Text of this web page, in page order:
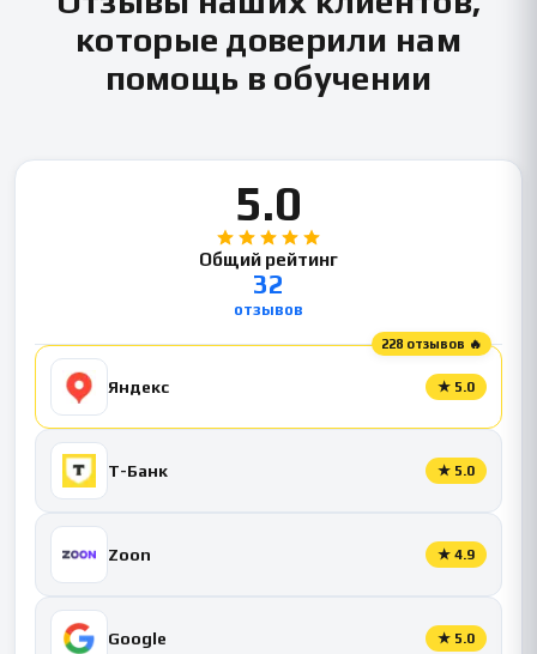
которые доверили нам
помощь в обучении
5.0
Общий рейтинг
32
отзывов
228 отзывов 🔥
Яндекс ★ 5.0
Т-Банк ★ 5.0
Zoon ★ 4.9
Google ★ 5.0